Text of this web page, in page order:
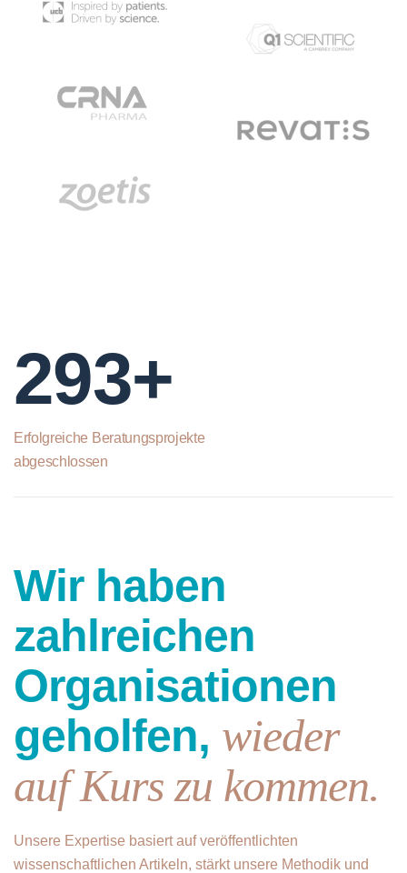
293+
Erfolgreiche Beratungsprojekte
abgeschlossen
Wir haben
zahlreichen
Organisationen
geholfen, wieder
auf Kurs zu kommen.
Unsere Expertise basiert auf veröffentlichten
wissenschaftlichen Artikeln, stärkt unsere Methodik und